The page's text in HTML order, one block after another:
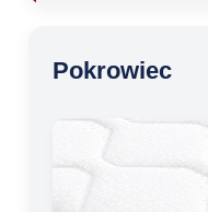
Pokrowiec